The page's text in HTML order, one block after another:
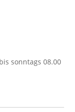
sonntags 08.00